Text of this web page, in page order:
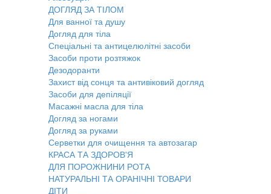
ДОГЛЯД ЗА ТІЛОМ
Для ванної та душу
Догляд для тіла
Спеціальні та антицелюлітні засоби
Засоби проти розтяжок
Дезодоранти
Захист від сонця та антивіковий догляд
Засоби для депіляції
Масажні масла для тіла
Догляд за ногами
Догляд за руками
Серветки для очищення та автозагар
КРАСА ТА ЗДОРОВ'Я
ДЛЯ ПОРОЖНИНИ РОТА
НАТУРАЛЬНІ ТА ОРАНІЧНІ ТОВАРИ
ДІТИ